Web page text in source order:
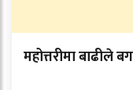
महोत्तरीमा बाढीले